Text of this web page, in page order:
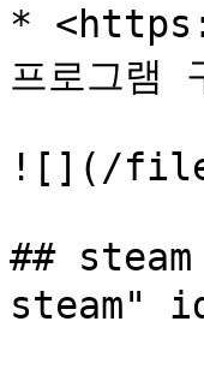
*
프로그램
![](/
##
steam"